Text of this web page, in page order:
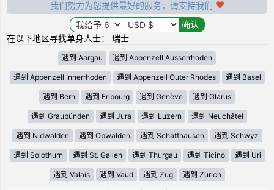
我们努力为您提供最好的服务，请支持我们
在以下地区寻找单身人士： 瑞士
遇到 Aargau 遇到 Appenzell Ausserrhoden
遇到 Appenzell Innerrhoden 遇到 Appenzell Outer Rhodes 遇到 Basel
遇到 Bern 遇到 Fribourg 遇到 Genève 遇到 Glarus
遇到 Graubünden 遇到 Jura 遇到 Luzern 遇到 Neuchâtel
遇到 Nidwalden 遇到 Obwalden 遇到 Schaffhausen 遇到 Schwyz
遇到 Solothurn 遇到 St. Gallen 遇到 Thurgau 遇到 Ticino 遇到 Uri
遇到 Valais 遇到 Vaud 遇到 Zug 遇到 Zürich